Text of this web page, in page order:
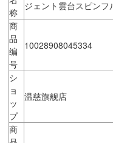
称
ジェント雲台スピン
商
品
编
号
10028908045334
シ
ョ
ッ
プ
温慈旗舰店
商